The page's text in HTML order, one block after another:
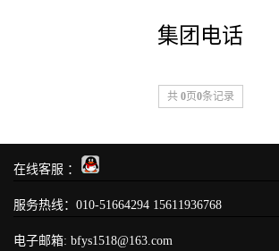
集团电话
共 0页0条记录
在线客服 ：
服务热线：010-51664294 15611936768
电子邮箱: bfys1518@163.com